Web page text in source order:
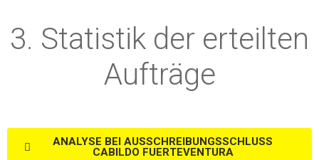
3. Statistik der erteilten
Aufträge
ANALYSE BEI AUSSCHREIBUNGSSCHLUSS
CABILDO FUERTEVENTURA